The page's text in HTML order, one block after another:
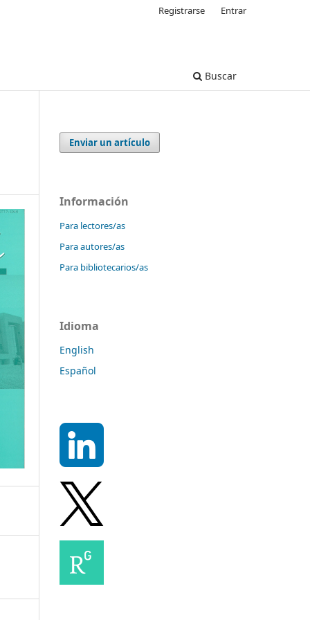
Buscar
Registrarse Entrar
Enviar un artículo
Información
Para lectores/as
Para autores/as
Para bibliotecarios/as
Idioma
English
Español